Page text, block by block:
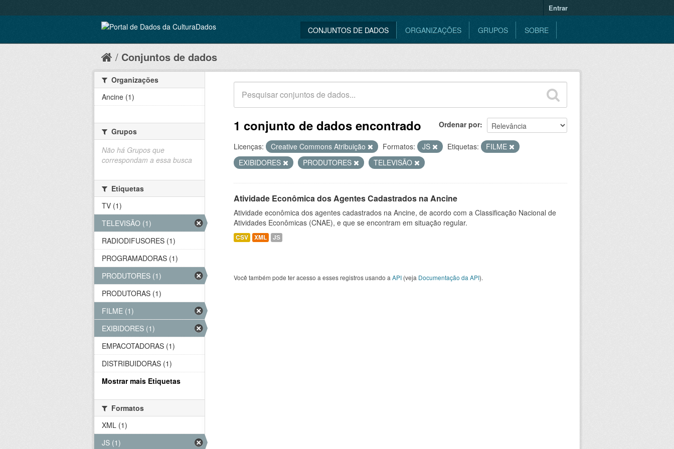
Entrar
CONJUNTOS DE DADOS ORGANIZAÇÕES GRUPOS SOBRE
Conjuntos de dados
Ordenar por
1 conjunto de dados encontrado
Licenças: Creative Commons Atribuição Formatos: JS Etiquetas:
FILME
EXIBIDORES
PRODUTORES TELEVISÃO
Atividade Econômica dos Agentes Cadastrados na Ancine
Atividade econômica dos agentes cadastrados na Ancine, de acordo com a Classificação Nacional de
Atividades Econômicas (CNAE), e que se encontram em situação regular.
CSV XML JS
Você também pode ter acesso a esses registros usando a API (veja Documentação da API).
Organizações
Ancine (1)
Grupos
Não há Grupos que
correspondam a essa busca
Etiquetas
TV (1)
TELEVISÃO (1)
RADIODIFUSORES (1)
PROGRAMADORAS (1)
PRODUTORES (1)
PRODUTORAS (1)
FILME (1)
EXIBIDORES (1)
EMPACOTADORAS (1)
DISTRIBUIDORAS (1)
Mostrar mais Etiquetas
Formatos
XML (1)
JS (1)